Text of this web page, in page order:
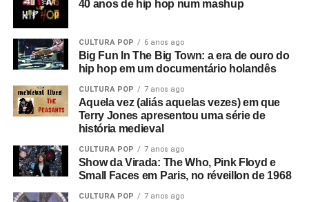
deu a Tony Wilson, curiosamente
(o criador da Factory
era apresentador de talk shows na TV)
como: “Eles serão obrigados a trabalhar como nunca
trabalharam antes”, e isso leva a uma montagem de
é o consumismo – o novo fascismo! Nesse ponto, era
algo local, mas dava a sensação de que algo muito ruim
estava acontecendo e que se tornaria maior.
Então você tem essa coisa de lei e ordem, esse fascismo
corporativo, e aí eu corto para a banda na sala de ensaio.
Parece ótimo, bem underground. Sabe, underground no
40 anos de hip hop num mashup
CULTURA POP 6 anos ago
Big Fun In The Big Town: a era de ouro do
hip hop em um documentário holandês
CULTURA POP 7 anos ago
Aquela vez (aliás aquelas vezes) em que
Terry Jones apresentou uma série de
história medieval
CULTURA POP 7 anos ago
Show da Virada: The Who, Pink Floyd e
Small Faces em Paris, no réveillon de 1968
CULTURA POP 7 anos ago